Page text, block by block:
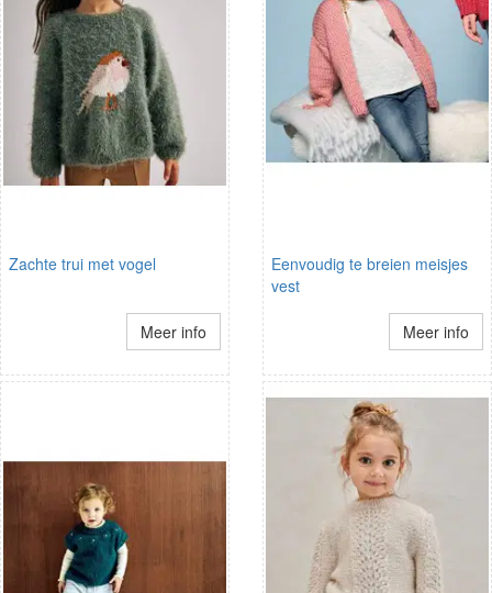
Zachte trui met vogel
Meer info
Eenvoudig te breien meisjes
vest
Meer info